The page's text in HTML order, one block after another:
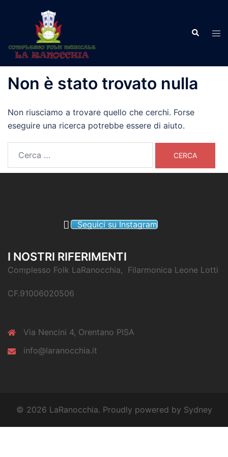
contenuto
Cerca
Non è stato trovato nulla
Non riusciamo a trovare quello che cerchi. Forse
eseguire una ricerca potrebbe essere di aiuto.
Seguici su Instagram
I NOSTRI RIFERIMENTI
Complesso Folk LaRanocchia, Filarmonica Leone Lotti
CF.91006020506
Via Nencini 4, Orentano PISA
info@laranocchia.it
© 2026 LaRanocchia. Proudly powered by Sydney